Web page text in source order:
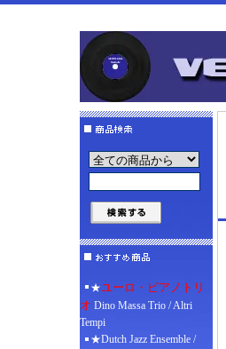
★ユーロ・ピアノトリ
オ Dino Massa Trio / Altri
Tempi
★Dutch Jazz Ensemble /